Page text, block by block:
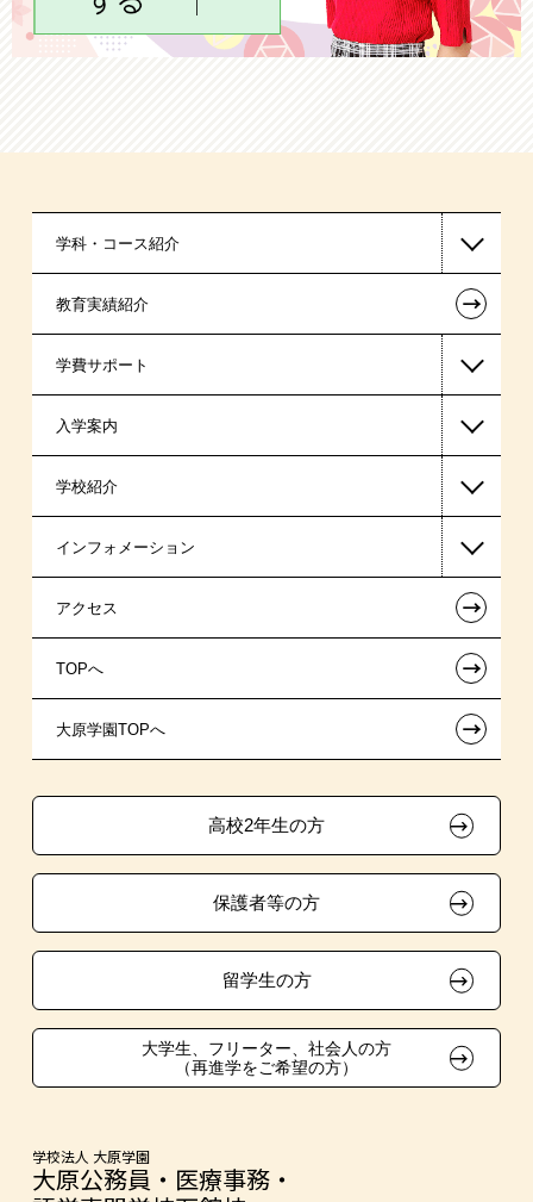
学科・コース紹介
国家公務員・地方公務員系
警察官・消防官系
医療事務系
教育実績紹介 ←
学費サポート
高等教育の修学支援新制度
日本学生支援機構の奨学金
日本政策金融公庫の教育ローン
金融機関教育ローン
信販系教育ローン
各種奨学金制度・貸付制度
チャレンジ特待生試験制度
試験による特待生制度
資格・クラブ活動による特待生制度
入学案内
一般入学
AO入学制度
指定校特待生入学
指定校推薦入学
指定校自己推薦入学
推薦入学
大学生・短期大学生特別入学
学費
入学前のお勧め学習システム
大学・短期大学・公務員等併願制度
学校紹介
在校生からあなたへ
夢を叶えた先輩たち
施設・研修所
学生寮・マンションのご案内
大原学園グループ案内
インフォメーション
お知らせ・新着情報
在校生へのお知らせ
各種証明書の発行ご希望の方
採用ご担当の方
アクセス ←
TOPへ ←
大原学園TOPへ ←
高校2年生の方
保護者等の方
留学生の方
大学生、フリーター、社会人の方
（再進学をご希望の方）
学校法人 大原学園
大原公務員・医療事務・